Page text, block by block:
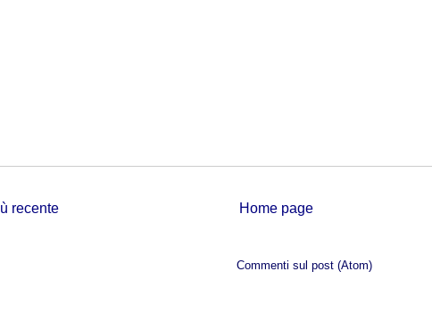
recente Home page
Commenti sul post (Atom)